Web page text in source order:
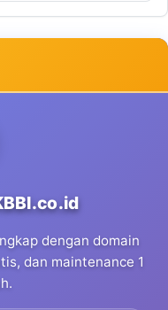
dengan domain
dan maintenance 1